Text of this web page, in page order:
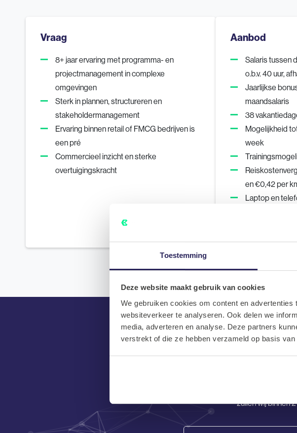
Toestemming
Deze website maakt gebruik van cookies
We gebruiken cookies om content en
websiteverkeer te analyseren. Ook delen we
media, adverteren en analyse. Deze partners
verstrekt of die ze hebben verzameld op basis
Vraag
8+ jaar ervaring met programma- en
projectmanagement in complexe
omgevingen
Sterk in plannen, structureren en
stakeholdermanagement
Ervaring binnen retail of FMCG bedrijven is
een pré
Commercieel inzicht en sterke
overtuigingskracht
Aanbod
Salaris tussen
o.b.v. 40 uur,
Jaarlijkse
maandsalaris
38
Mogelijkheid
week
en €0,42 per
Laptop en
Mooi dat je een vacature hebt
zullen wij binnen